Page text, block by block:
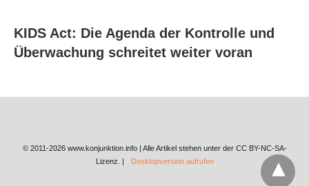
KIDS Act: Die Agenda der Kontrolle und
Überwachung schreitet weiter voran
© 2011-2026 www.konjunktion.info | Alle Artikel stehen unter der CC BY-NC-SA-
Lizenz. |
Desktopversion aufrufen